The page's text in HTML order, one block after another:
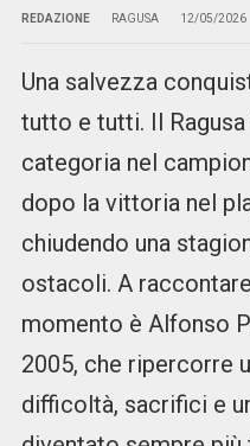
REDAZIONE RAGUSA 12/05/2026
Una salvezza
tutto e tutti. Il
categoria nel
dopo la vittoria nel
chiudendo una
ostacoli. A
momento è Alfonso
2005, che ripercorre
difficoltà, sacrifici e